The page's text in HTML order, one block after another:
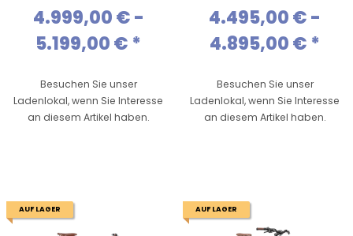
Kompakt-Ebike, Mod.
2025
4.999,00 € -
5.199,00 € *
Besuchen Sie unser
Ladenlokal, wenn Sie Interesse
an diesem Artikel haben.
leichtes Ebike,Pinion
6/9 Gang,Gates
Riemen
4.495,00 € -
4.895,00 € *
Besuchen Sie unser
Ladenlokal, wenn Sie Interesse
an diesem Artikel haben.
AUF LAGER AUF LAGER